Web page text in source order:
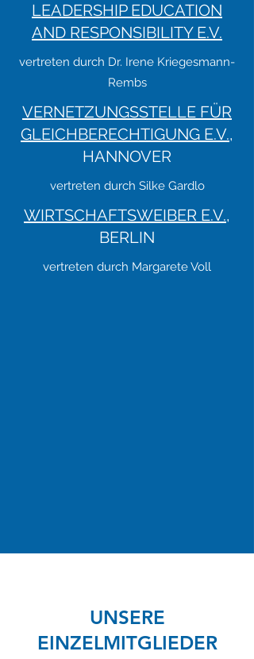
LEADERSHIP EDUCATION
AND RESPONSIBILITY E.V.
vertreten durch Dr. Irene Kriegesmann-
Rembs
VERNETZUNGSSTELLE FÜR
GLEICHBERECHTIGUNG E.V.,
HANNOVER
vertreten durch Silke Gardlo
WIRTSCHAFTSWEIBER E.V.,
BERLIN
vertreten durch Margarete Voll
UNSERE
EINZELMITGLIEDER